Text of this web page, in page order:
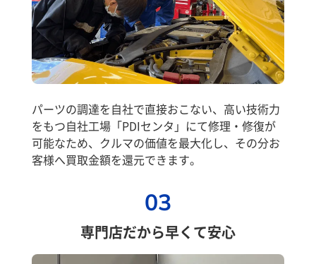
パーツの調達を自社で直接おこない、高い技術力
をもつ自社工場「PDIセンタ」にて修理・修復が
可能なため、クルマの価値を最大化し、その分お
客様へ買取金額を還元できます。
03
専門店だから早くて安心